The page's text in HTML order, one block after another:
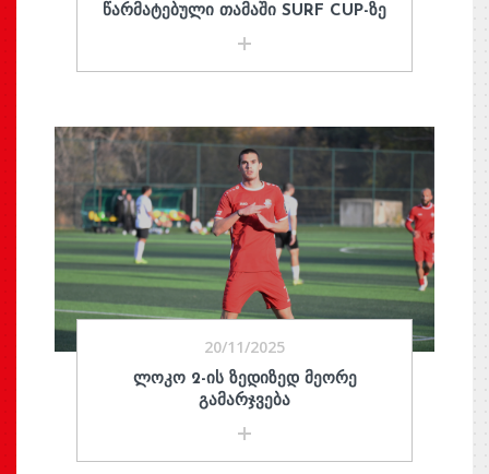
ᲬᲐᲠᲛᲐᲢᲔᲑᲣᲚᲘ ᲗᲐᲛᲐᲨᲘ SURF CUP-ᲖᲔ
20/11/2025
ᲚᲝᲙᲝ 2-ᲘᲡ ᲖᲔᲓᲘᲖᲔᲓ ᲛᲔᲝᲠᲔ
ᲒᲐᲛᲐᲠᲯᲕᲔᲑᲐ